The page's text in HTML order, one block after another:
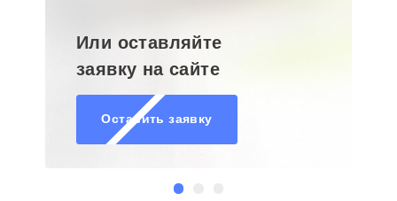
Или оставляйте
заявку на сайте
Оставить заявку